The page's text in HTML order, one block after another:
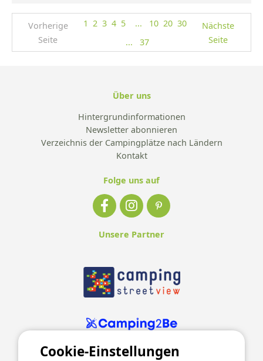
Vorherige
Seite
1 2 3 4 5 ... 10 20 30
...
37
Nächste
Seite
Über uns
Hintergrundinformationen
Newsletter abonnieren
Verzeichnis der Campingplätze nach Ländern
Kontakt
Folge uns auf
Unsere Partner
Cookie-Einstellungen